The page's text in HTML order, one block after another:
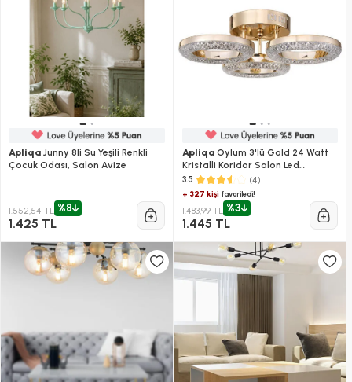
Apliqa Junny 8li Su Yeşili Renkli
Çocuk Odası, Salon Avize
1.552,54 TL %8
1.425 TL
ApliqaOylum 3'lü Gold 24 Watt
Kristalli Koridor Salon Led
Plafonyer Avize
3.5 (4)
+ 327 kişifavoriledi!
1.483,99 TL %3
1.445 TL